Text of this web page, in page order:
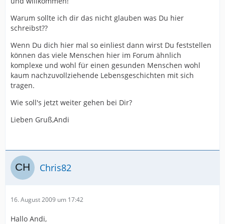
Warum sollte ich dir das nicht glauben was Du hier
schreibst??
Wenn Du dich hier mal so einliest dann wirst Du feststellen
können das viele Menschen hier im Forum ähnlich
komplexe und wohl für einen gesunden Menschen wohl
kaum nachzuvollziehende Lebensgeschichten mit sich
tragen.
Wie soll's jetzt weiter gehen bei Dir?
Lieben Gruß,Andi
Chris82
16. August 2009 um 17:42
Hallo Andi,